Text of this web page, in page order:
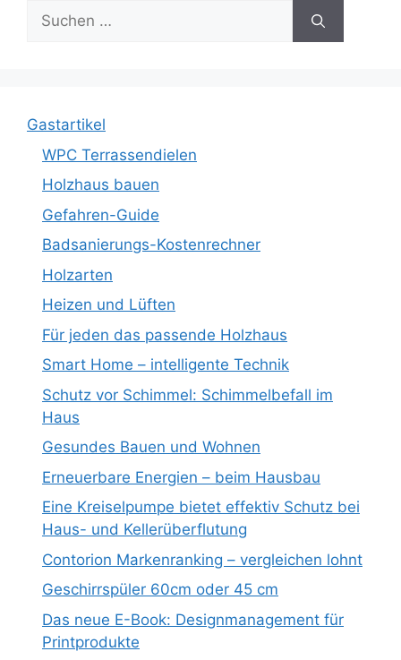
Suche
nach:
Gastartikel
WPC Terrassendielen
Holzhaus bauen
Gefahren-Guide
Badsanierungs-Kostenrechner
Holzarten
Heizen und Lüften
Für jeden das passende Holzhaus
Smart Home – intelligente Technik
Schutz vor Schimmel: Schimmelbefall im
Haus
Gesundes Bauen und Wohnen
Erneuerbare Energien – beim Hausbau
Eine Kreiselpumpe bietet effektiv Schutz bei
Haus- und Kellerüberflutung
Contorion Markenranking – vergleichen lohnt
Geschirrspüler 60cm oder 45 cm
Das neue E-Book: Designmanagement für
Printprodukte